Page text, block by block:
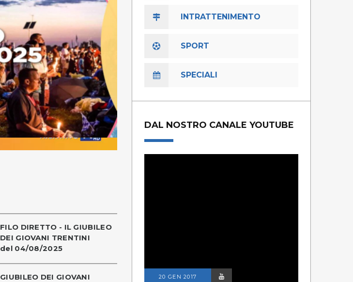
FILO DIRETTO - IL GIUBILEO
DEI GIOVANI TRENTINI
del 04/08/2025
GIUBILEO DEI GIOVANI
INTRATTENIMENTO
SPORT
SPECIALI
DAL NOSTRO CANALE YOUTUBE
20 GEN 2017